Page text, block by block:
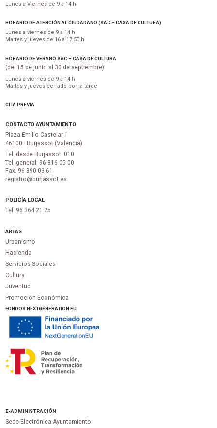
Lunes a Viernes de 9 a 14 h
HORARIO DE ATENCIÓN AL CIUDADANO (SAC – CASA DE CULTURA)
Lunes a viernes de 9 a 14 h
Martes y jueves de 16 a 17:50 h
HORARIO DE VERANO SAC – CASA DE CULTURA
(del 15 de junio al 30 de septiembre)
Lunes a viernes de 9 a 14 h
Martes y jueves cerrado por la tarde
CITA PREVIA
CONTACTO AYUNTAMIENTO
Plaza Emilio Castelar 1
46100 · Burjassot (Valencia)
Tel. desde Burjassot: 010
Tel. general: 96 316 05 00
Fax. 96 390 03 61
registro@burjassot.es
POLICÍA LOCAL
Tel. 96 364 21 25
ÁREAS
Urbanismo
Hacienda
Servicios Sociales
Cultura
Juventud
Promoción Económica
FONDOS NEXTGENERATION EU
E-ADMINISTRACIÓN
Sede Electrónica Ayuntamiento